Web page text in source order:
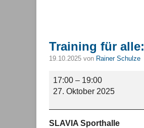
Training für alle:
19.10.2025 von Rainer Schulze
Training
für
17:00 – 19:00
27. Oktober 2025
SLAVIA Sporthalle